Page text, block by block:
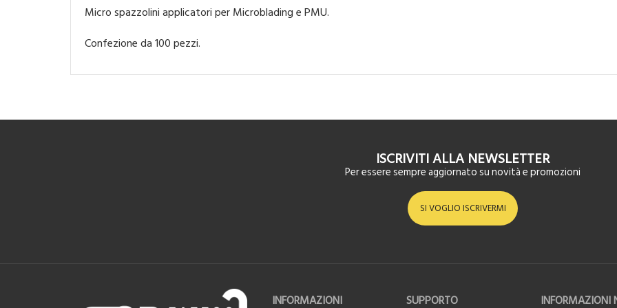
Micro spazzolini applicatori per Microblading e PMU.
Confezione da 100 pezzi.
ISCRIVITI ALLA NEWSLETTER
Per essere sempre aggiornato su novità e promozioni
SI VOGLIO ISCRIVERMI
INFORMAZIONI SUPPORTO INFORMAZIONI